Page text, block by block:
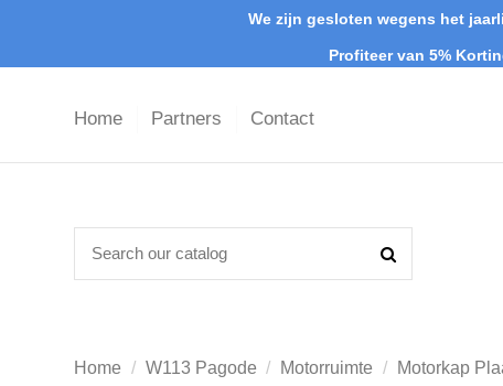
We zijn gesloten wegens het
Profiteer van 5%
Home Partners Contact
Home W113 Pagode Motorruimte Motorkap